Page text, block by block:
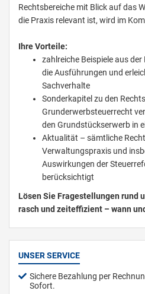
Rechtsbereiche mit Blick auf das
die Praxis relevant ist, wird im
Ihre Vorteile:
zahlreiche Beispiele aus
die Ausführungen und
Sachverhalte
Sonderkapitel zu den
Grunderwerbsteuerrecht
den Grundstückserwerb in
Aktualität – sämtliche
Verwaltungspraxis und
Auswirkungen der
berücksichtigt
Lösen Sie Fragestellungen rund
rasch und zeiteffizient – wann
UNSER SERVICE
Sichere Bezahlung per
Sofort.